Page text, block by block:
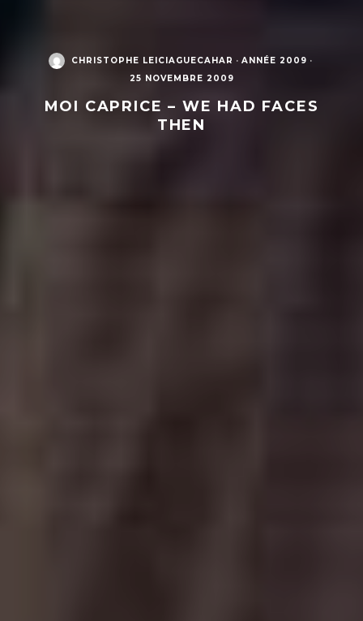
CHRISTOPHE LEICIAGUECAHAR · ANNÉE 2009 ·
25 NOVEMBRE 2009
MOI CAPRICE – WE HAD FACES
THEN